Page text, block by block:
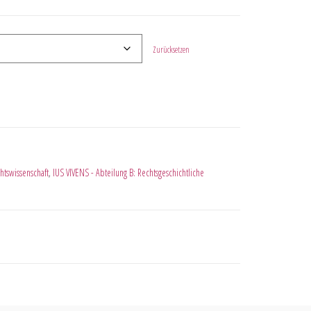
Zurücksetzen
, IUS VIVENS - Abteilung B: Rechtsgeschichtliche